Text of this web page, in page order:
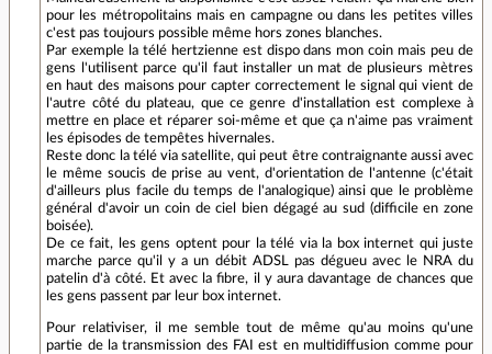
pour les métropolitains mais en campagne ou dans les petites villes
c'est pas toujours possible même hors zones blanches.
Par exemple la télé hertzienne est dispo dans mon coin mais peu de
gens l'utilisent parce qu'il faut installer un mat de plusieurs mètres
en haut des maisons pour capter correctement le signal qui vient de
l'autre côté du plateau, que ce genre d'installation est complexe à
mettre en place et réparer soi-même et que ça n'aime pas vraiment
les épisodes de tempêtes hivernales.
Reste donc la télé via satellite, qui peut être contraignante aussi avec
le même soucis de prise au vent, d'orientation de l'antenne (c'était
d'ailleurs plus facile du temps de l'analogique) ainsi que le problème
général d'avoir un coin de ciel bien dégagé au sud (difficile en zone
boisée).
De ce fait, les gens optent pour la télé via la box internet qui juste
marche parce qu'il y a un débit ADSL pas dégueu avec le NRA du
patelin d'à côté. Et avec la fibre, il y aura davantage de chances que
les gens passent par leur box internet.
Pour relativiser, il me semble tout de même qu'au moins qu'une
partie de la transmission des FAI est en multidiffusion comme pour